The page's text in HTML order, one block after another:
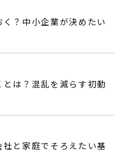
？中小企業が決めたい
は？混乱を減らす初動
と家庭でそろえたい基